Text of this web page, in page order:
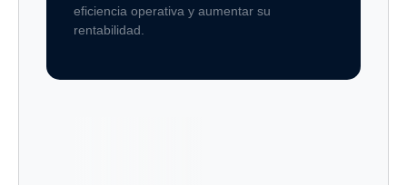
eficiencia operativa y aumentar su
rentabilidad.